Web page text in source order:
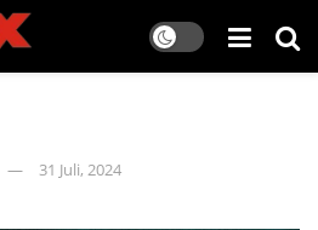
31 Juli, 2024